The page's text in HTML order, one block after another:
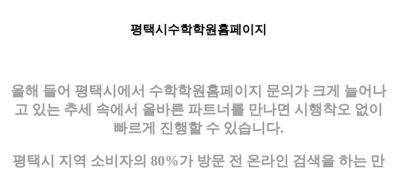
평택시수학학원홈페이지
올해 들어 평택시에서 수학학원홈페이지 문의가 크게 늘어나
고 있는 추세 속에서 올바른 파트너를 만나면 시행착오 없이
빠르게 진행할 수 있습니다.
평택시 지역 소비자의 80%가 방문 전 온라인 검색을 하는 만